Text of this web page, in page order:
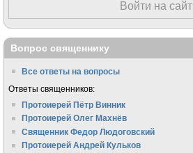
Войти на сайт
Вопрос священнику
Все ответы на вопросы
Ответы священников:
Протоиерей Пётр Винник
Протоиерей Олег Махнёв
Священник Федор Людоговский
Протоиерей Андрей Кульков